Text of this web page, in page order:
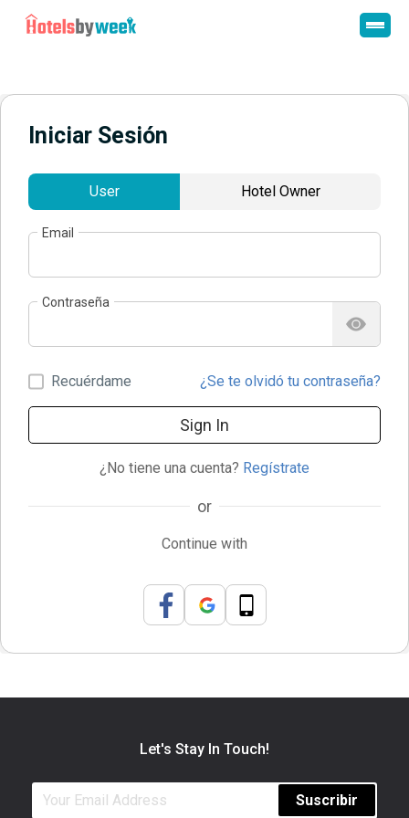
Iniciar Sesión
User Hotel Owner
Email
Contraseña
Recuérdame ¿Se te olvidó tu contraseña?
Sign In
¿No tiene una cuenta? Regístrate
or
Continue with
Let's Stay In Touch!
Suscribir